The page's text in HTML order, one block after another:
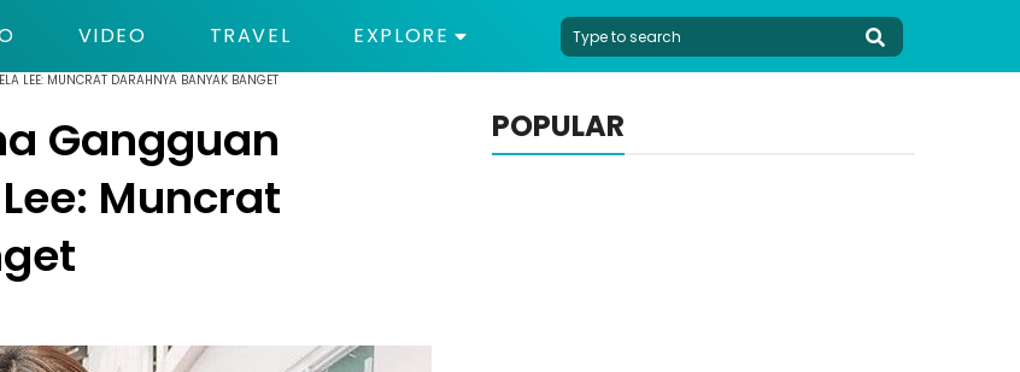
VIDEO TRAVEL EXPLORE
LEE: MUNCRAT DARAHNYA BANYAK BANGET
Gangguan
Muncrat
POPULAR